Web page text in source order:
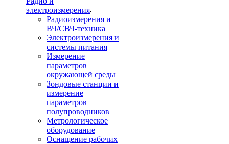
электроизмерения
Радиоизмерения и
ВЧ/СВЧ-техника
Электроизмерения и
системы питания
Измерение
параметров
окружающей среды
Зондовые станции и
измерение
параметров
полупроводников
Метрологическое
оборудование
Оснащение рабочих